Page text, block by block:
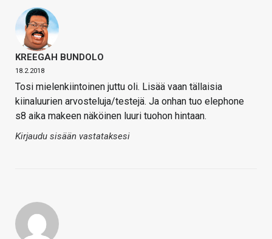
KREEGAH BUNDOLO
18.2.2018
Tosi mielenkiintoinen juttu oli. Lisää vaan tällaisia
kiinaluurien arvosteluja/testejä. Ja onhan tuo elephone
s8 aika makeen näköinen luuri tuohon hintaan.
Kirjaudu sisään vastataksesi